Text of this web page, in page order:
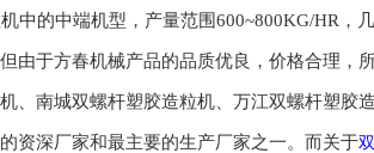
中的中端机型，产量范围600~800KG/HR
由于方春机械产品的品质优良，价格合理
、南城双螺杆塑胶造粒机、万江双螺杆塑
资深厂家和最主要的生产厂家之一。而关于